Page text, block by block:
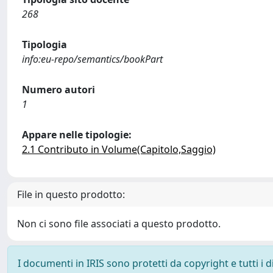
268
Tipologia
info:eu-repo/semantics/bookPart
Numero autori
1
Appare nelle tipologie:
2.1 Contributo in Volume(Capitolo,Saggio)
File in questo prodotto:
Non ci sono file associati a questo prodotto.
I documenti in IRIS sono protetti da copyright e tutti i